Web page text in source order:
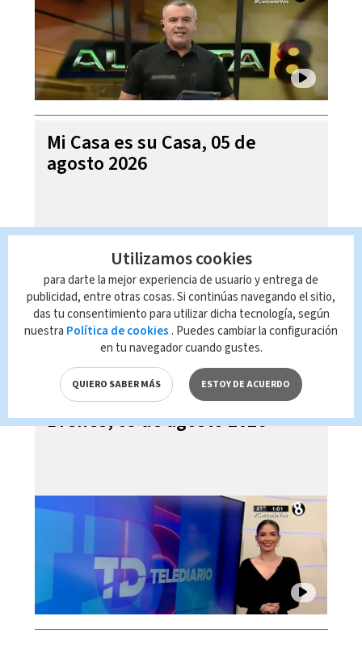
Mi Casa es su Casa, 05 de
agosto 2026
Telediario En Directo con Paula
Brenes, 05 de agosto 2026
Utilizamos cookies
para darte la mejor experiencia de usuario y entrega de
publicidad, entre otras cosas. Si continúas navegando el sitio,
das tu consentimiento para utilizar dicha tecnología, según
nuestra Política de cookies . Puedes cambiar la configuración
en tu navegador cuando gustes.
QUIERO SABER MÁS ESTOY DE ACUERDO